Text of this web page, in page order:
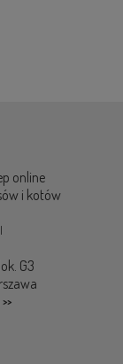
online
i kotów
G3